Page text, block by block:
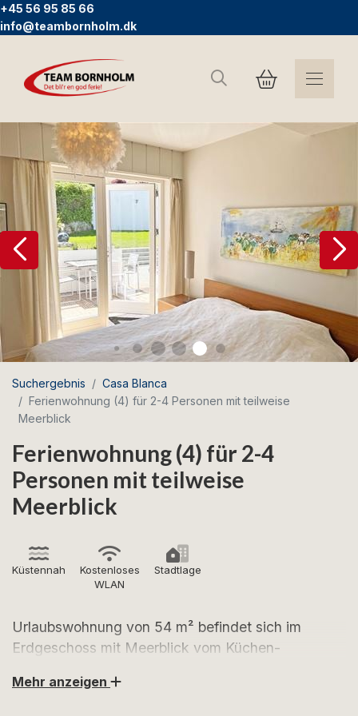
+45 56 95 85 66
info@teambornholm.dk
Suchen
Suchergebnis
Casa Blanca
Ferienwohnung (4) für 2-4 Personen mit teilweise
Meerblick
Ferienwohnung (4) für 2-4
Personen mit teilweise
Meerblick
Küstennah
Kostenloses
WLAN
Stadtlage
Urlaubswohnung von 54 m² befindet sich im
Erdgeschoss mit Meerblick vom Küchen-
Mehr anzeigen